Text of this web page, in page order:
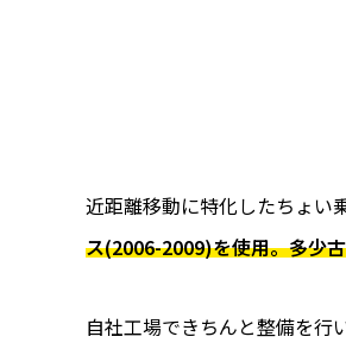
近距離移動に特化したちょい
ス(2006-2009)を使用。多少
自社工場できちんと整備を行